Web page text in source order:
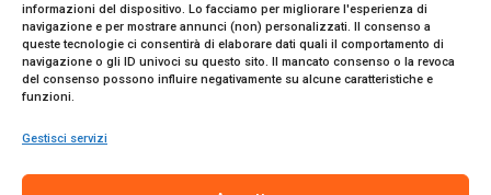
informazioni del dispositivo. Lo facciamo per migliorare l'esperienza di
navigazione e per mostrare annunci (non) personalizzati. Il consenso a
queste tecnologie ci consentirà di elaborare dati quali il comportamento di
navigazione o gli ID univoci su questo sito. Il mancato consenso o la revoca
del consenso possono influire negativamente su alcune caratteristiche e
funzioni.
Gestisci servizi